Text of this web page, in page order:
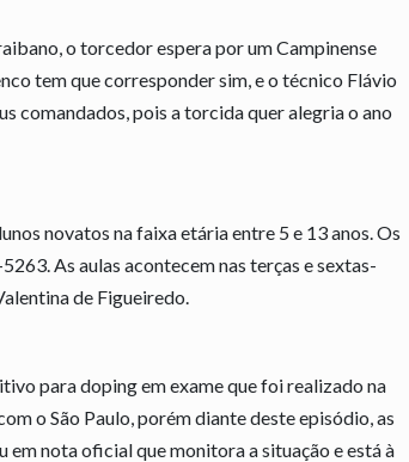
o torcedor espera por um Campinense
tem que corresponder sim, e o técnico Flávio
comandados, pois a torcida quer alegria o ano
novatos na faixa etária entre 5 e 13 anos. Os
As aulas acontecem nas terças e sextas-
de Figueiredo.
para doping em exame que foi realizado na
o São Paulo, porém diante deste episódio, as
nota oficial que monitora a situação e está à